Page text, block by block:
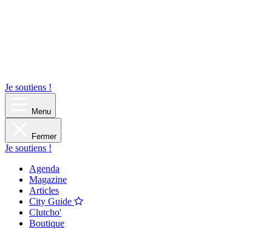
Je soutiens !
Menu
Fermer
Je soutiens !
Agenda
Magazine
Articles
City Guide
Clutcho'
Boutique